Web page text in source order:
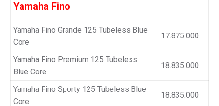
Yamaha Fino
Yamaha Fino Grande 125 Tubeless Blue
Core
17.875.000
Yamaha Fino Premium 125 Tubeless
Blue Core
18.835.000
Yamaha Fino Sporty 125 Tubeless Blue
Core
18.835.000